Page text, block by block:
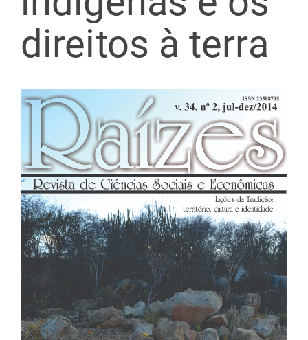
direitos à terra
Barra
lateral
de
artigos